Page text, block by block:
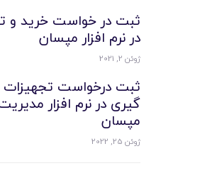
ثبت در خواست خرید و
در نرم افزار مپسان
ژوئن 2, 2021
ثبت درخواست
گیری در نرم افزار
مپسان
ژوئن 25, 2022